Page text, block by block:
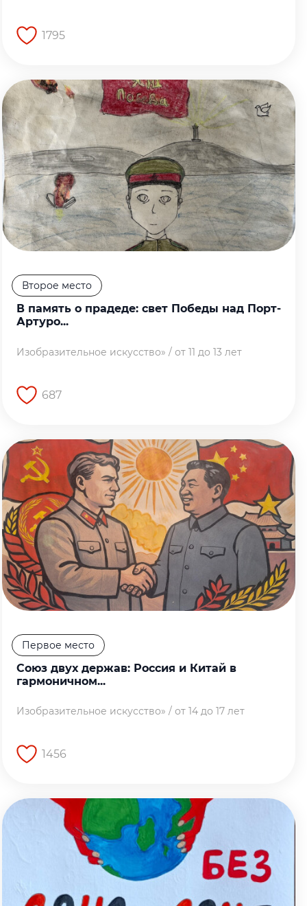
1795
Второе место
В память о прадеде: свет Победы над Порт-
Артуро...
Изобразительное искусство» / от 11 до 13 лет
687
Первое место
Союз двух держав: Россия и Китай в
гармоничном...
Изобразительное искусство» / от 14 до 17 лет
1456